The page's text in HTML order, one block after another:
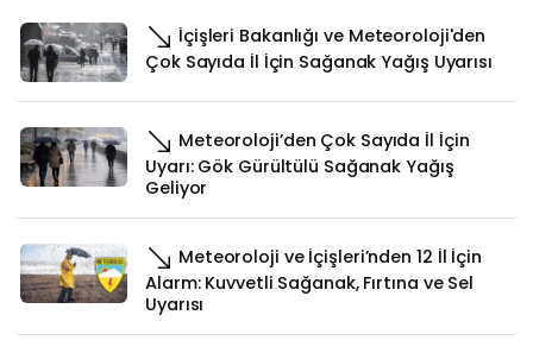
İçişleri Bakanlığı ve Meteoroloji'den
Çok Sayıda İl İçin Sağanak Yağış Uyarısı
Meteoroloji’den Çok Sayıda İl İçin
Uyarı: Gök Gürültülü Sağanak Yağış
Geliyor
Meteoroloji ve İçişleri’nden 12 İl İçin
Alarm: Kuvvetli Sağanak, Fırtına ve Sel
Uyarısı